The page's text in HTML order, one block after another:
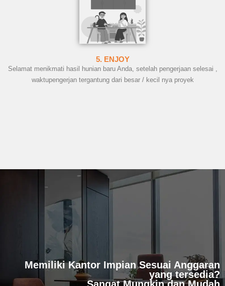
5. ENJOY
Selamat menikmati hasil hunian baru Anda, setelah pengerjaan selesai ,
waktupengerjan tergantung dari besar / kecil nya proyek
Memiliki Kantor Impian Sesuai Anggaran
yang tersedia?
Sangat Mungkin dan Mudah